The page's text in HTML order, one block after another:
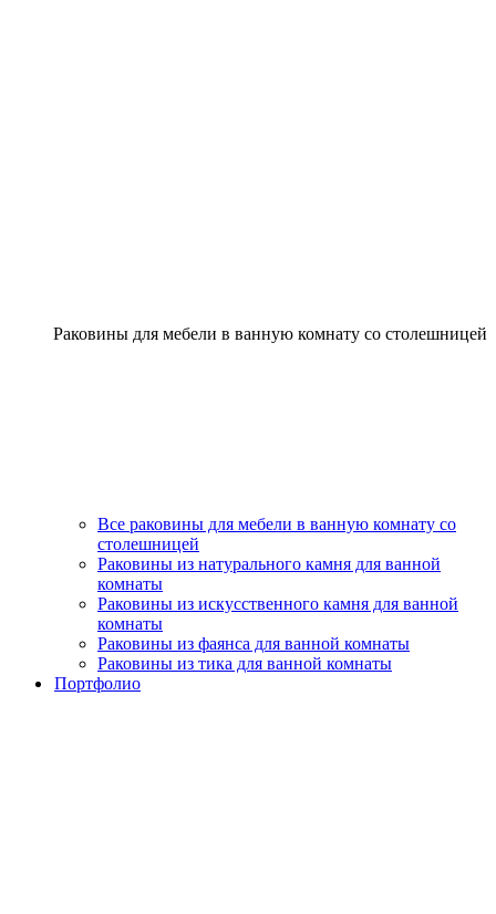
Раковины для мебели в ванную комнату со столешницей
Все раковины для мебели в ванную комнату со
столешницей
Раковины из натурального камня для ванной
комнаты
Раковины из искусственного камня для ванной
комнаты
Раковины из фаянса для ванной комнаты
Раковины из тика для ванной комнаты
Портфолио